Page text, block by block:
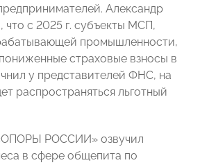
Александр
что с 2025 г. субъекты МСП,
промышленности,
страховые взносы в
у представителей ФНС, на
распространяться льготный
РОССИИ» озвучил
в сфере общепита по